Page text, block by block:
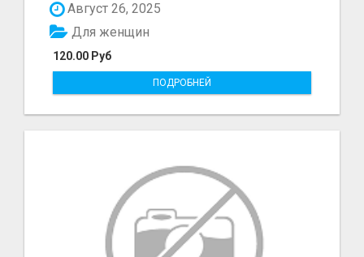
Август 26, 2025
120.00 Руб
Для женщин
ПОДРОБНЕЙ